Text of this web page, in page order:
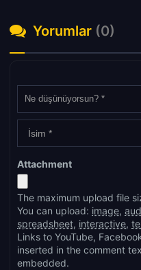
Yorumlar (0)
Attachment
The maximum upload file
You can upload: image,
spreadsheet, interactive,
Links to YouTube,
inserted in the comment
embedded.